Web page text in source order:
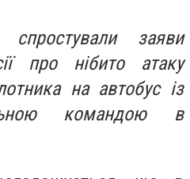
заяви
про нібито атаку
на автобус із
командою в